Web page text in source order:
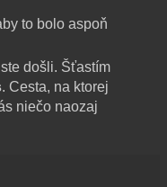
to bolo aspoň
došli. Šťastím
. Cesta, na ktorej
niečo naozaj